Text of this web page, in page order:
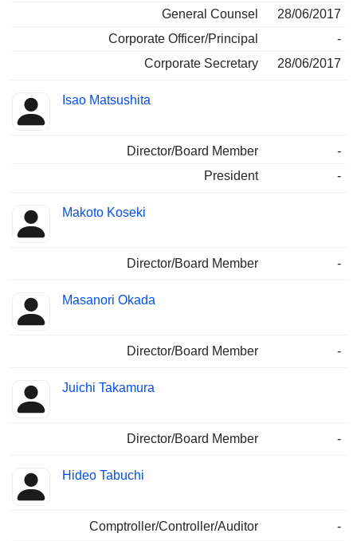
General Counsel
28/06/2017
Corporate Officer/Principal
-
Corporate Secretary
28/06/2017
Isao Matsushita
Director/Board Member
-
President
-
Makoto Koseki
Director/Board Member -
Masanori Okada
Director/Board Member -
Juichi Takamura
Director/Board Member -
Hideo Tabuchi
Comptroller/Controller/Auditor -